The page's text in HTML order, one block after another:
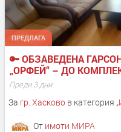
ПРЕДЛАГА
🔑 ОБЗАВЕДЕНА
„ОРФЕЙ“ – ДО
Преди 3 дни
За гр. Хасковов категория „
От имоти МИРА